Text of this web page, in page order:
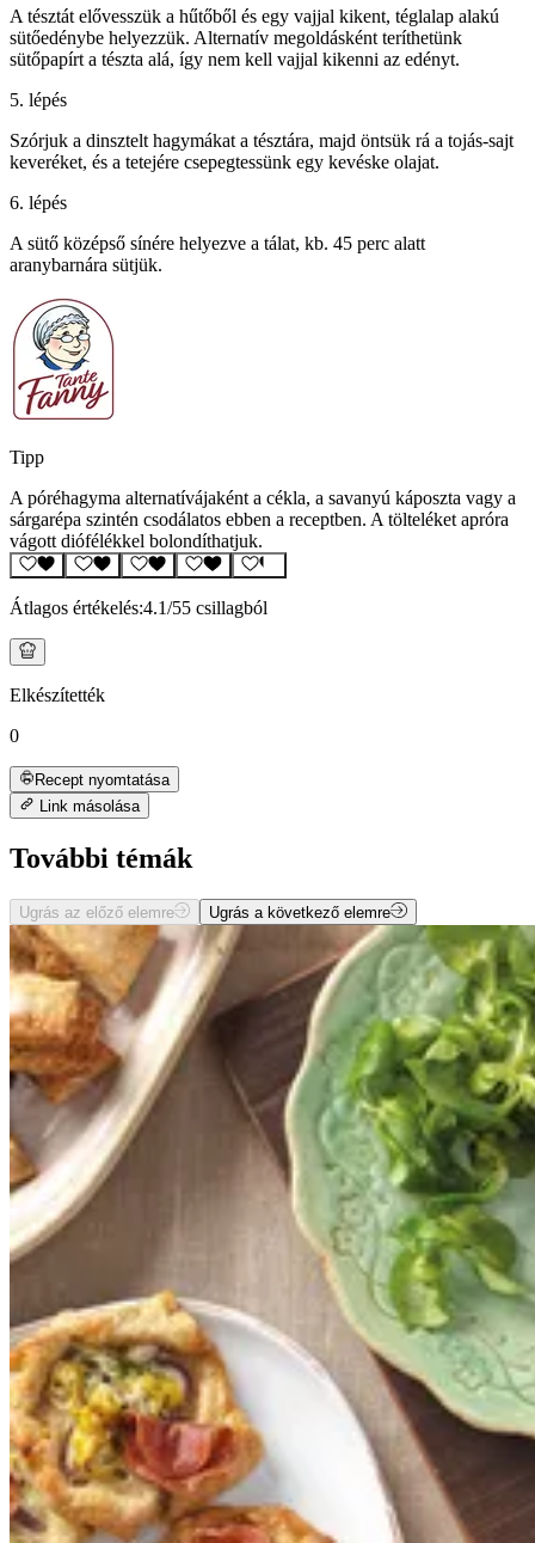
A tésztát elővesszük a hűtőből és egy vajjal kikent, téglalap alakú
sütőedénybe helyezzük. Alternatív megoldásként teríthetünk
sütőpapírt a tészta alá, így nem kell vajjal kikenni az edényt.
5. lépés
Szórjuk a dinsztelt hagymákat a tésztára, majd öntsük rá a tojás-sajt
keveréket, és a tetejére csepegtessünk egy kevéske olajat.
6. lépés
A sütő középső sínére helyezve a tálat, kb. 45 perc alatt
aranybarnára sütjük.
Tipp
A póréhagyma alternatívájaként a cékla, a savanyú káposzta vagy a
sárgarépa szintén csodálatos ebben a receptben. A tölteléket apróra
vágott diófélékkel bolondíthatjuk.
Átlagos értékelés:4.1/55 csillagból
Elkészítették
0
Recept nyomtatása
Link másolása
További témák
Ugrás az előző elemre Ugrás a következő elemre